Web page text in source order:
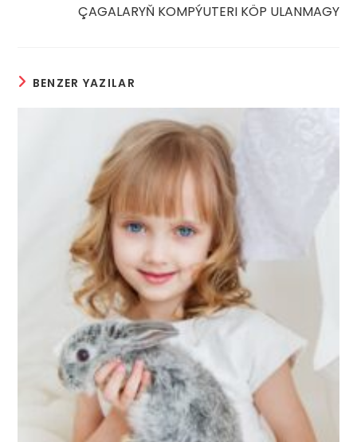
ÇAGALARYŇ KOMPÝUTERI KÖP ULANMAGY
BENZER YAZILAR